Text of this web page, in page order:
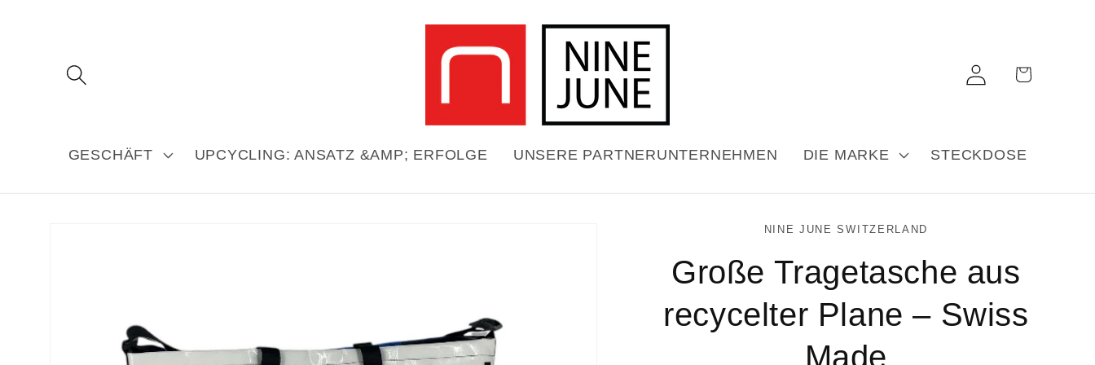
GESCHÄFT UPCYCLING: ANSATZ &AMP; ERFOLGE UNSERE PARTNERUNTERNEHMEN DIE MARKE STECKDOSE
EinloggenWarenkorb
NINE JUNE SWITZERLAND
Große Tragetasche aus
recycelter Plane – Swiss
Made